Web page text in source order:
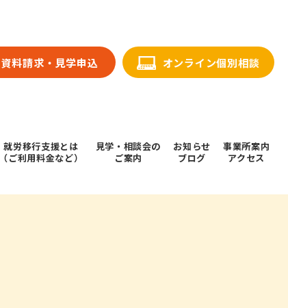
資料請求・⾒学申込 オンライン個別相談
就労移行支援とは
（ご利用料金など）
⾒学・相談会の
ご案内
お知らせ
ブログ
事業所案内
アクセス